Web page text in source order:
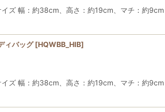
幅：約38cm、高さ：約19cm、マチ：約
ィバッグ [HQWBB_HIB]
幅：約38cm、高さ：約19cm、マチ：約